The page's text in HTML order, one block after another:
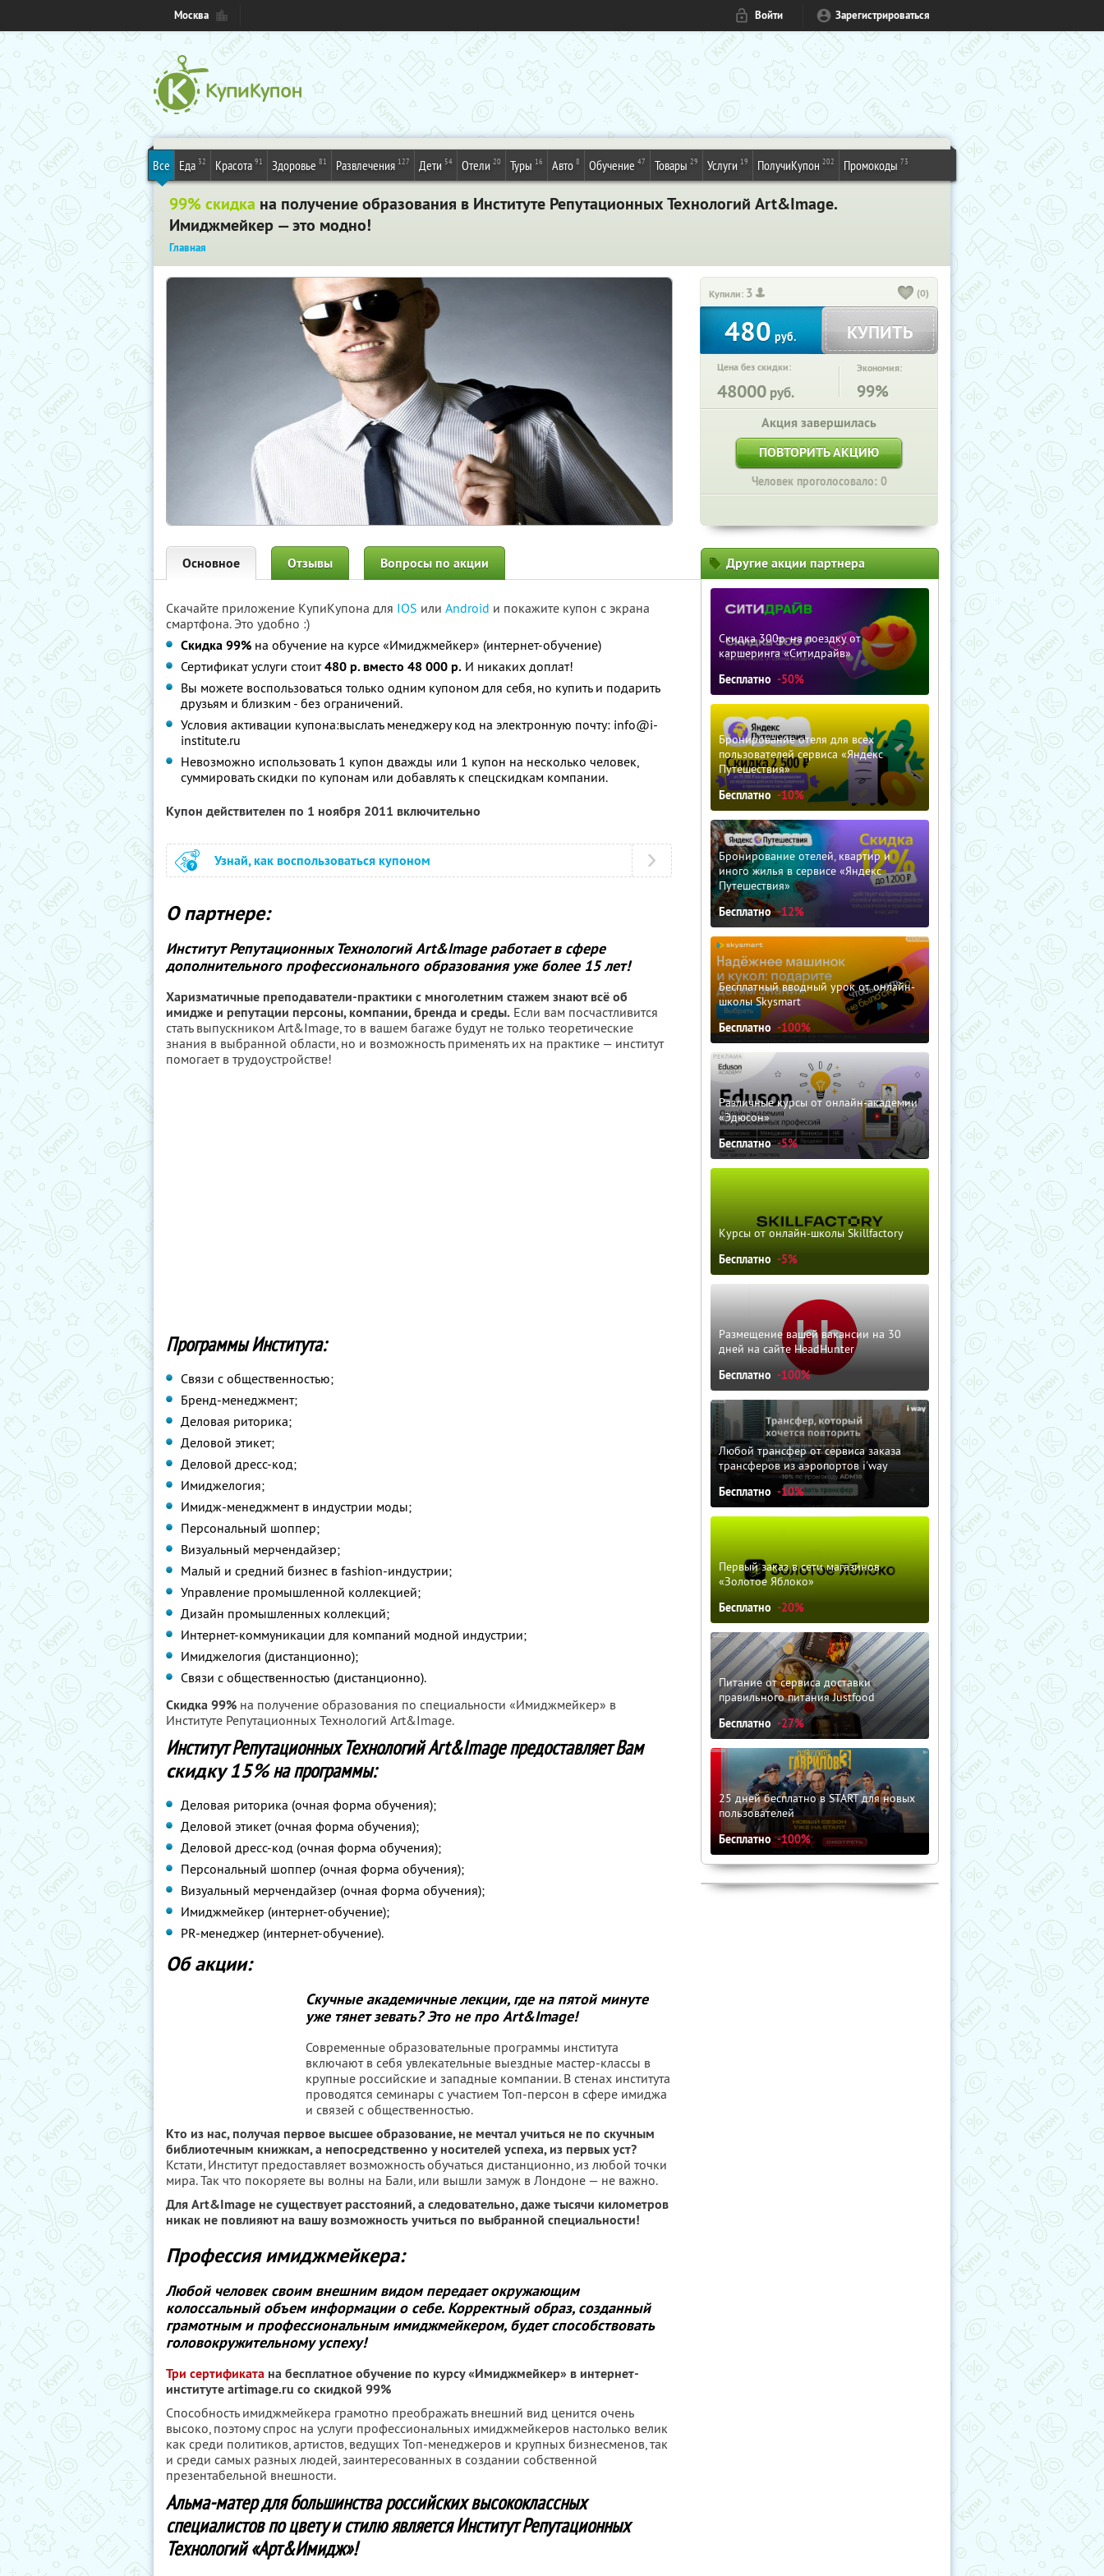
Москва Войти Зарегистрироваться
Все Еда 32 Красота 91 Здоровье 81 Развлечения 127 Дети 54 Отели 20 Туры 16 Авто 8 Обучение 47 Товары 29 Услуги 19 ПолучиКупон 202 Промокоды 73
99% скидка на получение образования в Институте Репутационных Технологий Art&Image.
Имиджмейкер — это модно!
Главная
Купили: 3 (0)
480 руб. КУПИТЬ
Цена без скидки:
48000 руб.
Экономия:
99%
Акция завершилась
ПОВТОРИТЬ АКЦИЮ
Человек проголосовало: 0
Основное Отзывы Вопросы по акции
Скачайте приложение КупиКупона для IOS или Android и покажите купон с экрана
смартфона. Это удобно :)
Скидка 99% на обучение на курсе «Имиджмейкер» (интернет-обучение)
Сертификат услуги стоит480 р. вместо 48 000 р. И никаких доплат!
Вы можете воспользоваться только одним купоном для себя, но купить и подарить
друзьям и близким - без ограничений.
Условия активации купона:выслать менеджеру код на электронную почту: info@i-
institute.ru
Невозможно использовать 1 купон дважды или 1 купон на несколько человек,
суммировать скидки по купонам или добавлять к спецскидкам компании.
Купон действителен по 1 ноября 2011 включительно
Узнай, как воспользоваться купоном
О партнере:
Институт Репутационных Технологий Art&Image работает в сфере
дополнительного профессионального образования уже более 15 лет!
Харизматичные преподаватели-практики с многолетним стажем знают всё об
имидже и репутации персоны, компании, бренда и среды. Если вам посчастливится
стать выпускником Art&Image, то в вашем багаже будут не только теоретические
знания в выбранной области, но и возможность применять их на практике — институт
помогает в трудоустройстве!
Программы Института:
Связи с общественностью;
Бренд-менеджмент;
Деловая риторика;
Деловой этикет;
Деловой дресс-код;
Имиджелогия;
Имидж-менеджмент в индустрии моды;
Персональный шоппер;
Визуальный мерчендайзер;
Малый и средний бизнес в fashion-индустрии;
Управление промышленной коллекцией;
Дизайн промышленных коллекций;
Интернет-коммуникации для компаний модной индустрии;
Имиджелогия (дистанционно);
Связи с общественностью (дистанционно).
Скидка 99% на получение образования по специальности «Имиджмейкер» в
Институте Репутационных Технологий Art&Image.
Институт Репутационных Технологий Art&Image предоставляет Вам
скидку 15%на программы:
Деловая риторика (очная форма обучения);
Деловой этикет (очная форма обучения);
Деловой дресс-код (очная форма обучения);
Персональный шоппер (очная форма обучения);
Визуальный мерчендайзер (очная форма обучения);
Имиджмейкер (интернет-обучение);
PR-менеджер (интернет-обучение).
Об акции:
Скучные академичные лекции, где на пятой минуте
уже тянет зевать? Это не про Art&Image!
Современные образовательные программы института
включают в себя увлекательные выездные мастер-классы в
крупные российские и западные компании. В стенах института
проводятся семинары с участием Топ-персон в сфере имиджа
и связей с общественностью.
Кто из нас, получая первое высшее образование, не мечтал учиться не по скучным
библиотечным книжкам, а непосредственно у носителей успеха, из первых уст?
Кстати, Институт предоставляет возможность обучаться дистанционно, из любой точки
мира. Так что покоряете вы волны на Бали, или вышли замуж в Лондоне — не важно.
Для Art&Image не существует расстояний, а следовательно, даже тысячи километров
никак не повлияют на вашу возможность учиться по выбранной специальности!
Профессия имиджмейкера:
Любой человек своим внешним видом передает окружающим
колоссальный объем информации о себе. Корректный образ, созданный
грамотным и профессиональным имиджмейкером, будет способствовать
головокружительному успеху!
Три сертификата на бесплатное обучение по курсу «Имиджмейкер» в интернет-
институте artimage.ru со скидкой 99%
Способность имиджмейкера грамотно преображать внешний вид ценится очень
высоко, поэтому спрос на услуги профессиональных имиджмейкеров настолько велик
как среди политиков, артистов, ведущих Топ-менеджеров и крупных бизнесменов, так
и среди самых разных людей, заинтересованных в создании собственной
презентабельной внешности.
Альма-матер для большинства российских высококлассных
специалистов по цвету и стилю является Институт Репутационных
Технологий «Арт&Имидж»!
Другие акции партнера
Скидка 300р. на поездку от
каршеринга «Ситидрайв»
Бесплатно -50%
Бронирование отеля для всех
пользователей сервиса «Яндекс
Путешествия»
Бесплатно -10%
Бронирование отелей, квартир и
иного жилья в сервисе «Яндекс
Путешествия»
Бесплатно -12%
Бесплатный вводный урок от онлайн-
школы Skysmart
Бесплатно -100%
Различные курсы от онлайн-академии
«Эдюсон»
Бесплатно -5%
Курсы от онлайн-школы Skillfactory
Бесплатно -5%
Размещение вашей вакансии на 30
дней на сайте HeadHunter
Бесплатно -100%
Любой трансфер от сервиса заказа
трансферов из аэропортов i'way
Бесплатно -10%
Первый заказ в сети магазинов
«Золотое Яблоко»
Бесплатно -20%
Питание от сервиса доставки
правильного питания Justfood
Бесплатно -27%
25 дней бесплатно в START для новых
пользователей
Бесплатно -100%